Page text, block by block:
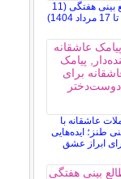
طالع بینی هفتگی (11
عاشقانه با
طنز؛ ایده‌هایی
ابراز عشق